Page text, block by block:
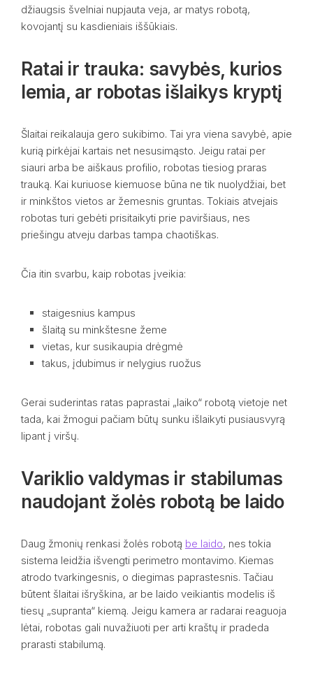
džiaugsis švelniai nupjauta veja, ar matys robotą,
kovojantį su kasdieniais iššūkiais.
Ratai ir trauka: savybės, kurios
lemia, ar robotas išlaikys kryptį
Šlaitai reikalauja gero sukibimo. Tai yra viena savybė, apie
kurią pirkėjai kartais net nesusimąsto. Jeigu ratai per
siauri arba be aiškaus profilio, robotas tiesiog praras
trauką. Kai kuriuose kiemuose būna ne tik nuolydžiai, bet
ir minkštos vietos ar žemesnis gruntas. Tokiais atvejais
robotas turi gebėti prisitaikyti prie paviršiaus, nes
priešingu atveju darbas tampa chaotiškas.
Čia itin svarbu, kaip robotas įveikia:
staigesnius kampus
šlaitą su minkštesne žeme
vietas, kur susikaupia drėgmė
takus, įdubimus ir nelygius ruožus
Gerai suderintas ratas paprastai „laiko“ robotą vietoje net
tada, kai žmogui pačiam būtų sunku išlaikyti pusiausvyrą
lipant į viršų.
Variklio valdymas ir stabilumas
naudojant žolės robotą be laido
Daug žmonių renkasi žolės robotą be laido, nes tokia
sistema leidžia išvengti perimetro montavimo. Kiemas
atrodo tvarkingesnis, o diegimas paprastesnis. Tačiau
būtent šlaitai išryškina, ar be laido veikiantis modelis iš
tiesų „supranta“ kiemą. Jeigu kamera ar radarai reaguoja
lėtai, robotas gali nuvažiuoti per arti kraštų ir pradeda
prarasti stabilumą.